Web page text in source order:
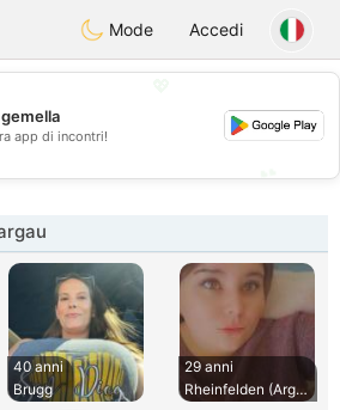
SuissiMode Accedi
💕
app di incontri!
40 anni
Brugg
29 anni
Rheinfelden (Argov